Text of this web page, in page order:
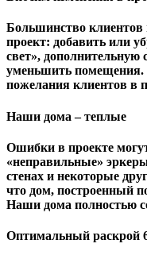
Большинство клиентов
проект: добавить или
свет», дополнительную
уменьшить помещения.
пожелания клиентов в
Наши дома – теплые
Ошибки в проекте
«неправильные»
стенах и некоторые
чтo дом, построенный
Наши дома полностью
Оптимальный раскрой